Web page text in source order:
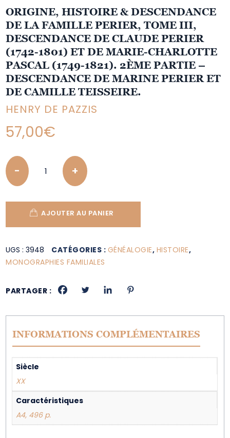
ORIGINE, HISTOIRE & DESCENDANCE
DE LA FAMILLE PERIER, TOME III,
DESCENDANCE DE CLAUDE PERIER
(1742-1801) ET DE MARIE-CHARLOTTE
PASCAL (1749-1821). 2ÈME PARTIE –
DESCENDANCE DE MARINE PERIER ET
DE CAMILLE TEISSEIRE.
HENRY DE PAZZIS
57,00€
Quantity
AJOUTER AU PANIER
UGS :3948 CATÉGORIES : GÉNÉALOGIE, HISTOIRE,
MONOGRAPHIES FAMILIALES
PARTAGER :
INFORMATIONS COMPLÉMENTAIRES
Siècle
XX
Caractéristiques
A4, 496 p.